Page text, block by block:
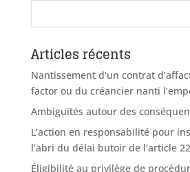
Articles récents
Nantissement d’un contrat
factor ou du créancier nanti
Ambiguïtés autour des
L’action en responsabilité pour
l’abri du délai butoir de l’article
Éligibilité au privilège de